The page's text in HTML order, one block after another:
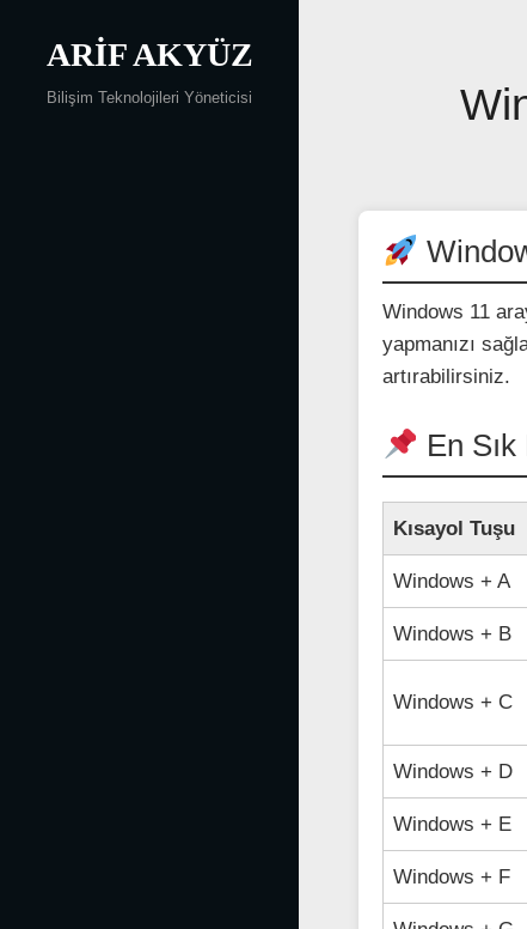
ARIF AKYÜZ
Bilişim Teknolojileri Yöneticisi
Windows 11
yapmanızı
artırabilirsiniz.
En
Kısayol Tuşu
Windows + A
Windows + B
Windows + C
Windows + D
Windows + E
Windows + F
gezinmesi